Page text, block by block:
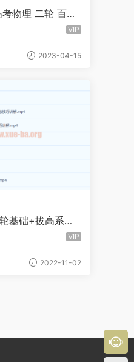
物理 二轮 百度
VIP
2023-04-15
基础+拔高系统
讲
VIP
2022-11-02